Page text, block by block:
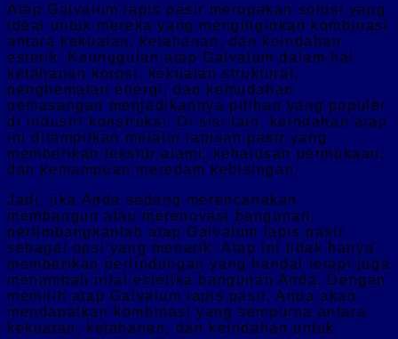
Atap Galvalum lapis pasir merupakan solusi yang
ideal untuk mereka yang menginginkan kombinasi
antara kekuatan, ketahanan, dan keindahan
estetik. Keunggulan atap Galvalum dalam hal
ketahanan korosi, kekuatan struktural,
penghematan energi, dan kemudahan
pemasangan menjadikannya pilihan yang populer
di industri konstruksi. Di sisi lain, keindahan atap
ini ditampilkan melalui lapisan pasir yang
memberikan tekstur alami, kehalusan permukaan,
dan kemampuan meredam kebisingan.
Jadi, jika Anda sedang merencanakan
membangun atau merenovasi bangunan,
pertimbangkanlah atap Galvalum lapis pasir
sebagai opsi yang menarik. Atap ini tidak hanya
memberikan perlindungan yang handal tetapi juga
menambah nilai estetika bangunan Anda. Dengan
memilih atap Galvalum lapis pasir, Anda akan
mendapatkan kombinasi yang sempurna antara
kekuatan, ketahanan, dan keindahan untuk